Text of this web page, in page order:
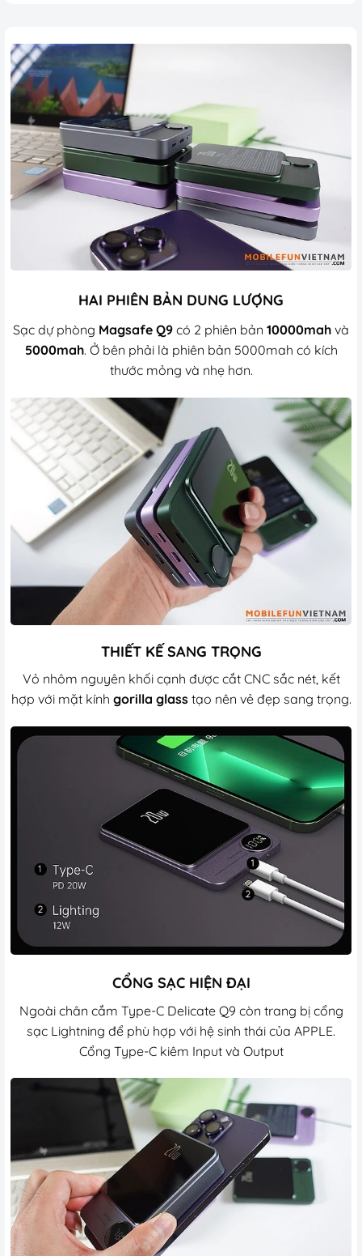
HAI PHIÊN BẢN DUNG LƯỢNG
Sạc dự phòng Magsafe Q9 có 2 phiên bản 10000mah và
5000mah. Ở bên phải là phiên bản 5000mah có kích
thước mỏng và nhẹ hơn.
THIẾT KẾ SANG TRỌNG
Vỏ nhôm nguyên khối cạnh được cắt CNC sắc nét, kết
hợp với mặt kính gorilla glasstạo nên vẻ đẹp sang trọng.
CỔNG SẠC HIỆN ĐẠI
Ngoài chân cắm Type-C Delicate Q9 còn trang bị cổng
sạc Lightning để phù hợp với hệ sinh thái của APPLE.
Cổng Type-C kiêm Input và Output